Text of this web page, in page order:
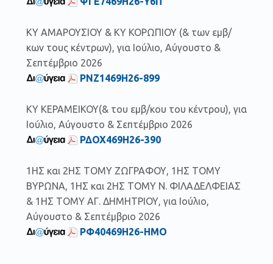
ΚΥ ΑΜΑΡΟΥΣΙΟΥ & ΚΥ ΚΟΡΩΠΙΟΥ (& των εμβ/
κων τους κέντρων), για Ιούλιο, Αύγουστο &
Σεπτέμβριο 2026
ΡΝΖ1469Η26-899
ΚΥ ΚΕΡΑΜΕΙΚΟΥ(& του εμβ/κoυ του κέντρoυ), για
Ιούλιο, Αύγουστο & Σεπτέμβριο 2026
ΡΔΟΧ469Η26-390
1ΗΣ και 2ΗΣ ΤΟΜΥ ΖΩΓΡΑΦΟΥ, 1ΗΣ ΤΟΜΥ
ΒΥΡΩΝΑ, 1ΗΣ και 2ΗΣ ΤΟΜΥ Ν. ΦΙΛΑΔΕΛΦΕΙΑΣ
& 1ΗΣ ΤΟΜΥ ΑΓ. ΔΗΜΗΤΡΙΟΥ, για Ιούλιο,
Αύγουστο & Σεπτέμβριο 2026
ΡΦ40469Η26-ΗΜΟ